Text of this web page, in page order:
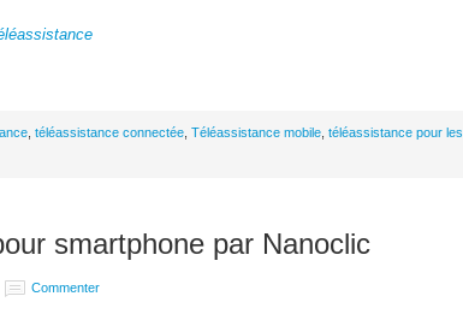
téléassistance connectée Téléassistance mobile téléassistance pour les
smartphone par Nanoclic
Commenter